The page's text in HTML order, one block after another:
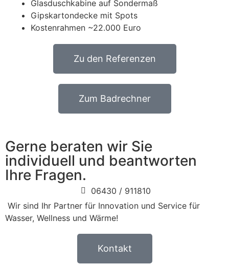
Glasduschkabine auf Sondermaß
Gipskartondecke mit Spots
Kostenrahmen ~22.000 Euro
Zu den Referenzen
Zum Badrechner
Gerne beraten wir Sie
individuell und beantworten
Ihre Fragen.
06430 / 911810
Wir sind Ihr Partner für Innovation und Service für
Wasser, Wellness und Wärme!
Kontakt